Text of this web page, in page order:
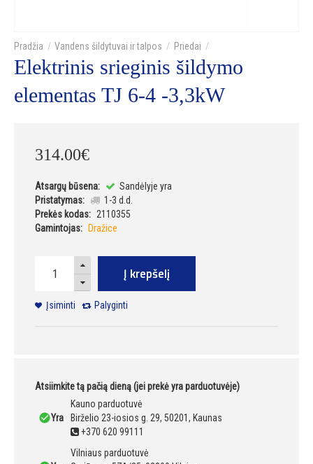
Vandens šildytuvai ir talpos Priedai
Elektrinis srieginis šildymo
elementas TJ 6-4 -3,3kW
314.00€
Atsargų būsena:
Sandėlyje yra
Pristatymas:
1-3 d.d.
Prekės kodas: 2110355
Gamintojas:
Dražice
Į krepšelį
Įsiminti Palyginti
Atsiimkite tą pačią dieną (jei prekė yra parduotuvėje)
Yra
Kauno parduotuvė
Birželio 23-iosios g. 29, 50201, Kaunas
+370 620 99111
Vilniaus parduotuvė